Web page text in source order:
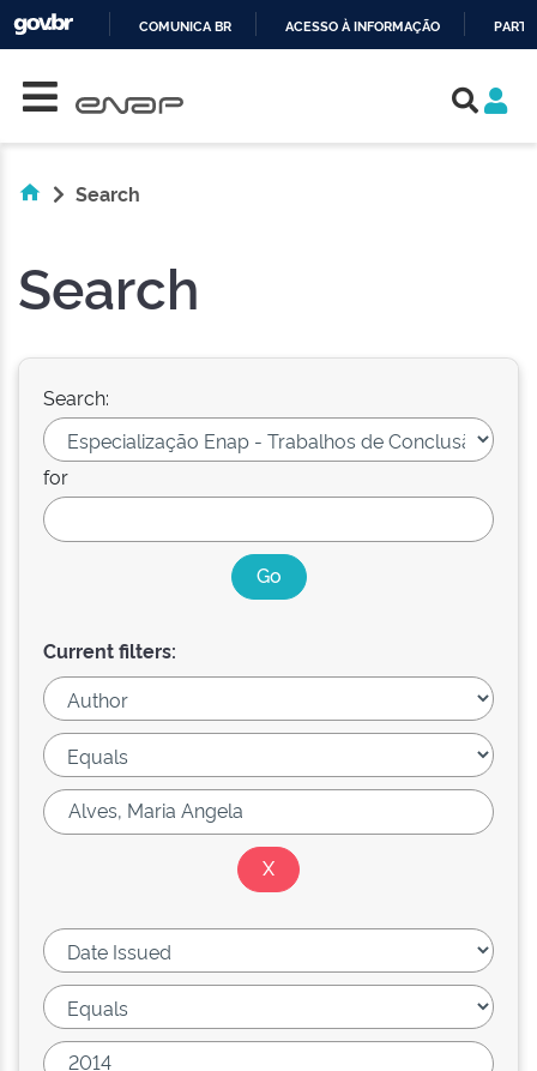
COMUNICA BR ACESSO À INFORMAÇÃO
Search
Search
Search:
for
Current filters: